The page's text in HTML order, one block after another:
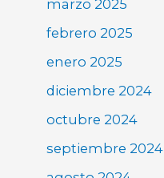
marzo 2025
febrero 2025
enero 2025
diciembre 2024
octubre 2024
septiembre 2024